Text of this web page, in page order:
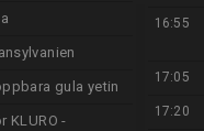
gula yetin
KLURO -
16:55
17:05
17:20